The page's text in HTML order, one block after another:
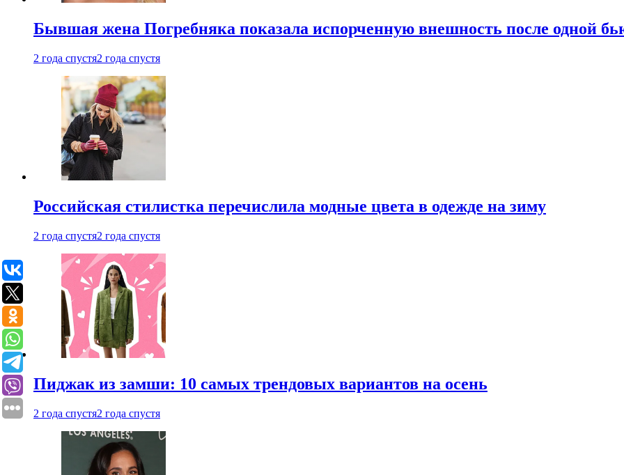
Бывшая жена Погребняка показала испорченную внешность после одной
2 года спустя2 года спустя
Российская стилистка перечислила модные цвета в одежде на зиму
2 года спустя2 года спустя
Пиджак из замши: 10 самых трендовых вариантов на осень
2 года спустя2 года спустя